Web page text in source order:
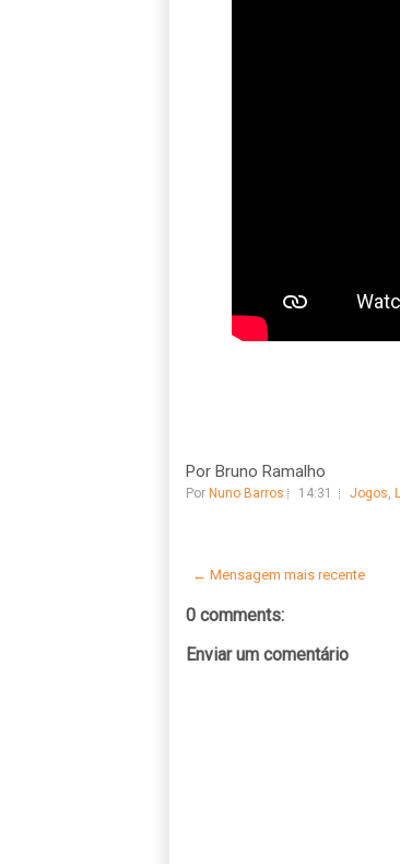
Por Bruno Ramalho
Por Nuno Barros 14:31 Jogos,
← Mensagem mais recente
0 comments:
Enviar um comentário